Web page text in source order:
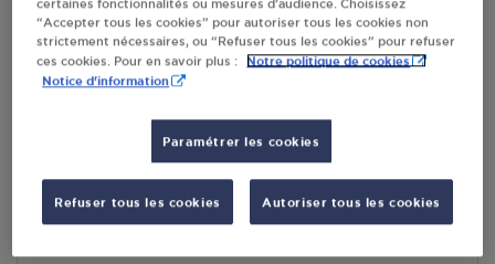
d’informations (dont mon adresse IP) et leur transfert hors UE
par Google Maps afin d’afficher la carte.
En savoir plus
Accès
certaines fonctionnalités ou mesures d’audience. Choisissez
“Accepter tous les cookies” pour autoriser tous les cookies non
strictement nécessaires, ou “Refuser tous les cookies” pour refuser
ces cookies. Pour en savoir plus :
Notre politique de cookies
Notice d'information
Paramétrer les cookies
Refuser tous les cookies Autoriser tous les cookies